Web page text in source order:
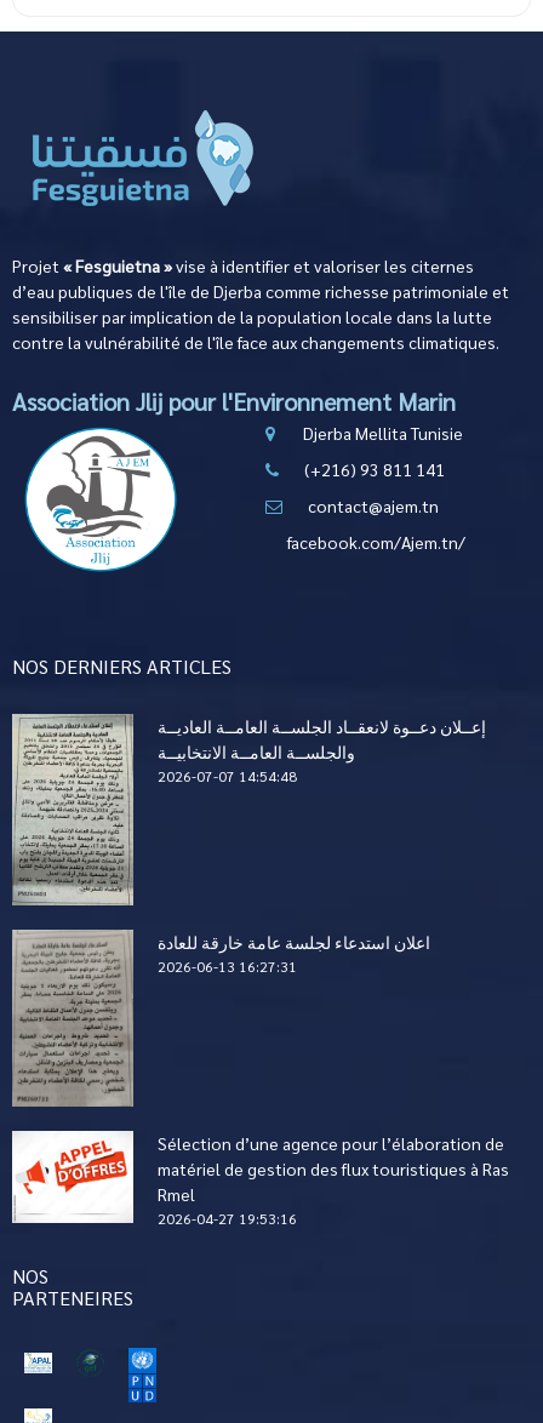
Projet « Fesguietna »vise à identifier et valoriser les citernes
d’eau publiques de l'île de Djerba comme richesse patrimoniale et
sensibiliser par implication de la population locale dans la lutte
contre la vulnérabilité de l'île face aux changements climatiques.
Association Jlij pour l'Environnement Marin
Djerba Mellita Tunisie
(+216) 93 811 141
contact@ajem.tn
facebook.com/Ajem.tn/
NOS DERNIERS ARTICLES
إعــلان دعــوة لانعقــاد الجلســة العامــة العاديــة
والجلســة العامــة الانتخابيــة
2026-07-07 14:54:48
اعلان استدعاء لجلسة عامة خارقة للعادة
2026-06-13 16:27:31
Sélection d’une agence pour l’élaboration de
matériel de gestion des flux touristiques à Ras
Rmel
2026-04-27 19:53:16
NOS
PARTENEIRES